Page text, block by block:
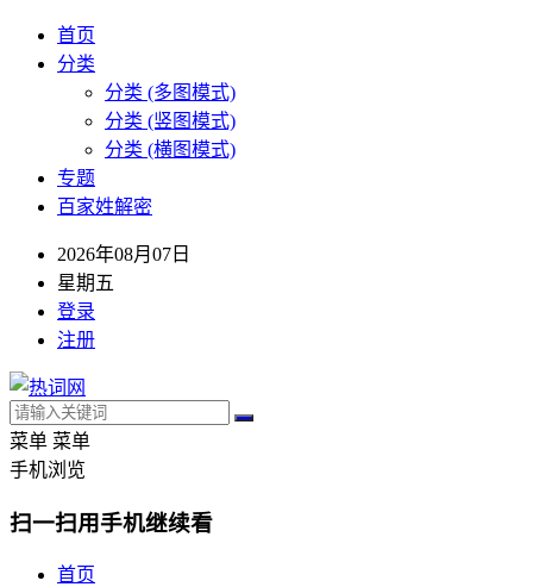
首页
分类
分类 (多图模式)
分类 (竖图模式)
分类 (横图模式)
专题
百家姓解密
2026年08月07日
星期五
登录
注册
菜单 菜单
手机浏览
扫一扫用手机继续看
首页